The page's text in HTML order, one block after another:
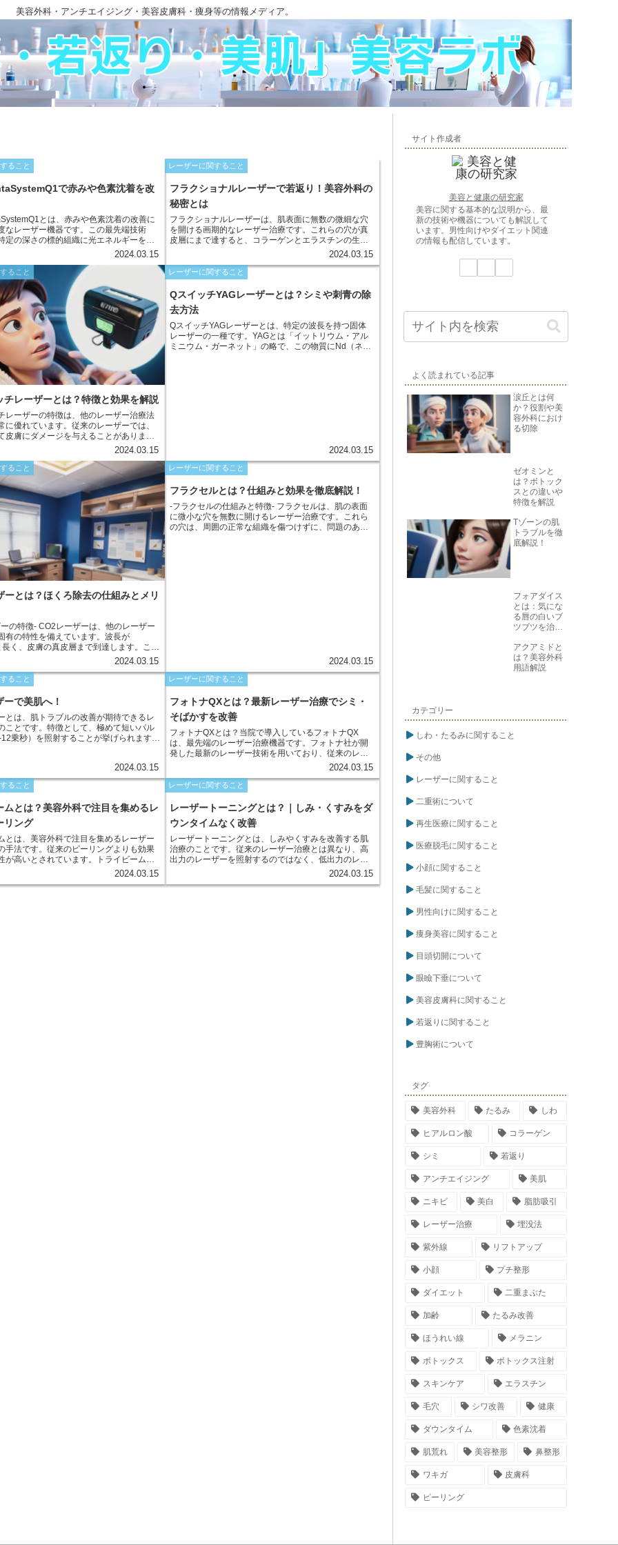
美容外科・アンチエイジング・美容皮膚科・痩身等の情報メディア。
ること
で赤みや色素沈着を改
とは、赤みや色素沈着の改善に
なレーザー機器です。この最先端技術
定の深さの標的組織に光エネルギーを精
とで機能します。このことにより、赤み
素沈着の原因となっている血管や色素細
処理できます。585-QuantaSystemQ1
ザー治療では届かない深く根付いた皮膚
応できるよう設計されています。
2024.03.15
レーザーに関すること
フラクショナルレーザーで若返り！美容外科の
秘密とは
フラクショナルレーザーは、肌表面に無数の微細な穴
を開ける画期的なレーザー治療です。これらの穴が真
皮層にまで達すると、コラーゲンとエラスチンの生成
が促進されます。コラーゲンとエラスチンは肌のハリ
と弾力を保つ不可欠な成分であり、それらの増加によ
り、しわやたるみが目立たなくなり、肌が若返りま
す。
2024.03.15
ること
チレーザーとは？特徴と効果を解説
レーザーの特徴は、他のレーザー治療法
に優れています。従来のレーザーでは、
皮膚にダメージを与えることがありまし
タッチレーザーは独自の冷却システムを
熱損傷を最小限に抑えることができま
、従来のレーザーに比べて痛みを軽減
イムが短縮されます。また、クールタッ
、高い波長を使用するため、肌の深い層
より効果的な治療を行うことができま
2024.03.15
レーザーに関すること
QスイッチYAGレーザーとは？シミや刺青の除
去方法
QスイッチYAGレーザーとは、特定の波長を持つ固体
レーザーの一種です。YAGとは「イットリウム・アル
ミニウム・ガーネット」の略で、この物質にNd（ネオ
2024.03.15
ること
ーとは？ほくろ除去の仕組みとメリ
ザーは、他のレーザー
有の特性を備えています。波長が
く、皮膚の真皮層まで到達します。この
蒸散によって組織を除去するのに適して
ぞれのモードによって異なる治療効果が
連続波は、組織の切断や蒸散に適してい
響範囲が大きくなります。一方、パルス
密な治療が可能で、瘢痕形成のリスクを
これにより、CO2レーザーは、ほくろ除
しわやたるみの改善、傷跡の治療など、
療に応用されています。
2024.03.15
レーザーに関すること
フラクセルとは？仕組みと効果を徹底解説！
-フラクセルの仕組みと特徴- フラクセルは、肌の表面
に微小な穴を無数に開けるレーザー治療です。これら
の穴は、周囲の正常な組織を傷つけずに、問題のある
2024.03.15
ること
ーで美肌へ！
とは、肌トラブルの改善が期待できるレ
ことです。特徴として、極めて短いパル
乗秒）を照射することが挙げられます。
2024.03.15
レーザーに関すること
フォトナQXとは？最新レーザー治療でシミ・
そばかすを改善
フォトナQXとは？当院で導入しているフォトナQX
は、最先端のレーザー治療機器です。フォトナ社が開
発した最新のレーザー技術を用いており、従来のレー
ザー治療よりも高い安全性和効果が期待できます。 こ
時に照射するデュオループテクノロジーを採用してい
ます。1064nmの波長はメラニン色素に選択的に吸収
され、シミやそばかすなどの色素沈着をターゲットに
します。一方、585nmの波長は血管に作用し、赤ら顔
や毛細血管拡張症などの血管性病変にも効果を発揮し
ます。
2024.03.15
ること
ムとは？美容外科で注目を集めるレ
リング
とは、美容外科で注目を集めるレーザー
手法です。従来のピーリングよりも効果
が高いとされています。トライビーム
長のレーザーを照射することで、皮膚の浅
2024.03.15
レーザーに関すること
レーザートーニングとは？｜しみ・くすみをダ
ウンタイムなく改善
レーザートーニングとは、しみやくすみを改善する肌
治療のことです。従来のレーザー治療とは異なり、高
出力のレーザーを照射するのではなく、低出力のレー
ザーを複数回にわたって照射するのが特徴です。これ
2024.03.15
サイト作成者
美容と健康の研究家
美容に関する基本的な説明から、最
新の技術や機器についても解説して
います。男性向けやダイエット関連
の情報も配信しています。
よく読まれている記事
涙丘とは何
か？役割や美
容外科におけ
る切除
ゼオミンと
は？ボトック
スとの違いや
特徴を解説
Tゾーンの肌
トラブルを徹
底解説！
フォアダイス
とは：気にな
る唇の白いブ
ツブツを治す
アクアミドと
は？美容外科
用語解説
カテゴリー
しわ・たるみに関すること
その他
レーザーに関すること
二重術について
再生医療に関すること
医療脱毛に関すること
小顔に関すること
毛髪に関すること
男性向けに関すること
痩身美容に関すること
目頭切開について
眼瞼下垂について
美容皮膚科に関すること
若返りに関すること
豊胸術について
タグ
美容外科 たるみ しわ
ヒアルロン酸 コラーゲン
シミ 若返り
アンチエイジング 美肌
ニキビ 美白 脂肪吸引
レーザー治療 埋没法
紫外線 リフトアップ
小顔 プチ整形
ダイエット 二重まぶた
加齢 たるみ改善
ほうれい線 メラニン
ボトックス ボトックス注射
スキンケア エラスチン
毛穴 シワ改善 健康
ダウンタイム 色素沈着
肌荒れ 美容整形 鼻整形
ワキガ 皮膚科
ピーリング